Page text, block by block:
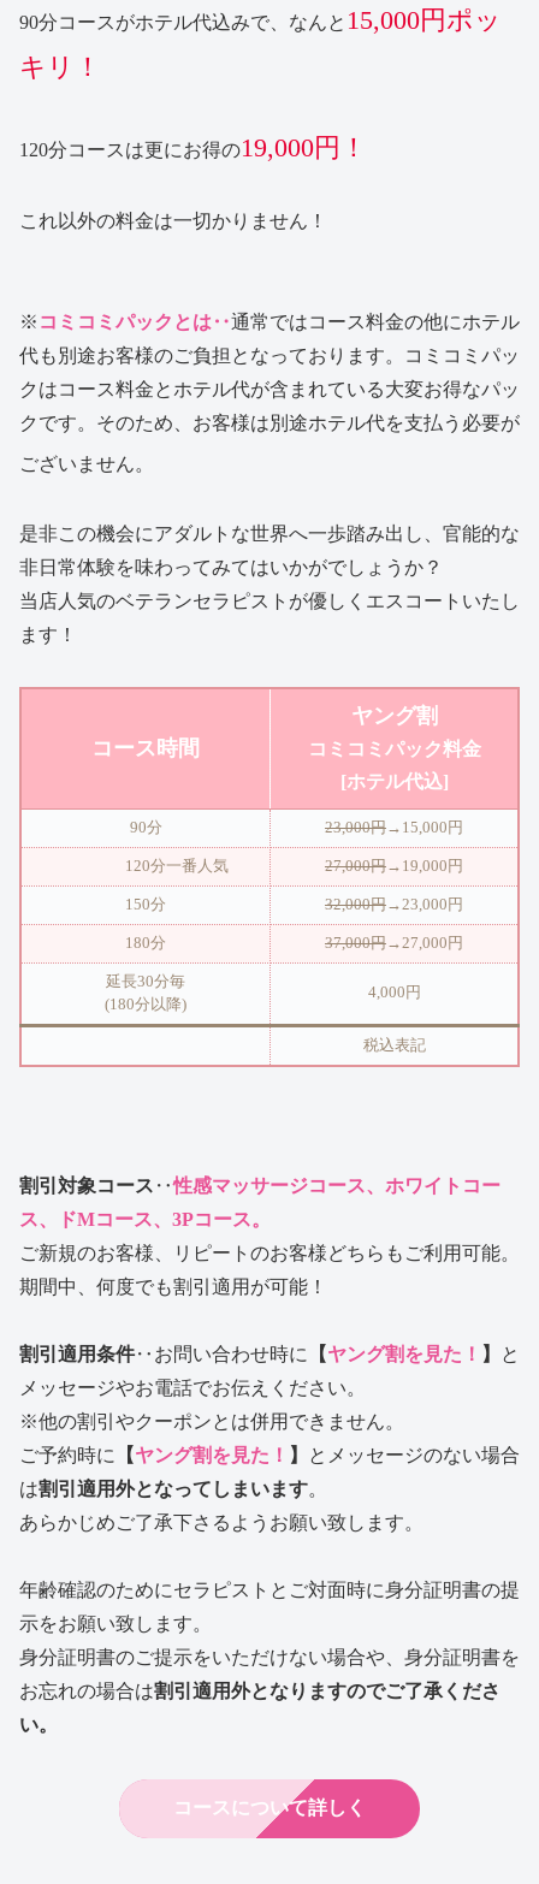
90分コースがホテル代込みで、なんと 15,000円ポッ
キリ！
120分コースは更にお得の19,000円！
これ以外の料金は一切かりません！
※ コミコミパックとは‥通常ではコース料金の他にホテル
代も別途お客様のご負担となっております。コミコミパッ
クはコース料金とホテル代が含まれている大変お得なパッ
クです。そのため、お客様は別途ホテル代を支払う必要が
ございません。
是非この機会にアダルトな世界へ一歩踏み出し、官能的な
非日常体験を味わってみてはいかがでしょうか？
当店人気のベテランセラピストが優しくエスコートいたし
ます！
コース時間
ヤング割
コミコミパック料金
[ホテル代込]
90分 23,000円→15,000円
120分一番人気 27,000円→19,000円
150分 32,000円→23,000円
180分 37,000円→27,000円
延長30分毎
(180分以降)
4,000円
税込表記
割引対象コース ‥性感マッサージコース、ホワイトコー
ス、ドMコース、3Pコース。
ご新規のお客様、リピートのお客様どちらもご利用可能。
期間中、何度でも割引適用が可能！
割引適用条件‥お問い合わせ時に 【ヤング割を見た！ 】
と
メッセージやお電話でお伝えください。
※他の割引やクーポンとは併用できません。
ご予約時に
【ヤング割を見た！ 】
とメッセージのない場合
は割引適用外となってしまいます。
あらかじめご了承下さるようお願い致します。
年齢確認のためにセラピストとご対面時に身分証明書の提
示をお願い致します。
身分証明書のご提示をいただけない場合や、身分証明書を
お忘れの場合は割引適用外となりますのでご了承くださ
い。
コースについて詳しく